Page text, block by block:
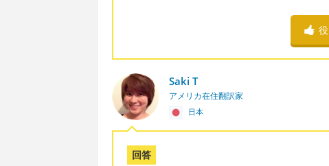
Saki T
アメリカ在住翻訳家
日本
回答